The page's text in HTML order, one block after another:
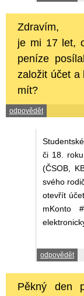
Zdravím,
je mi 17 let,
peníze
založit účet a
mít?
odpovědět
či 18.
(ČSOB,
svého
otevřít
mKonto
odpovědět
Pěkný den